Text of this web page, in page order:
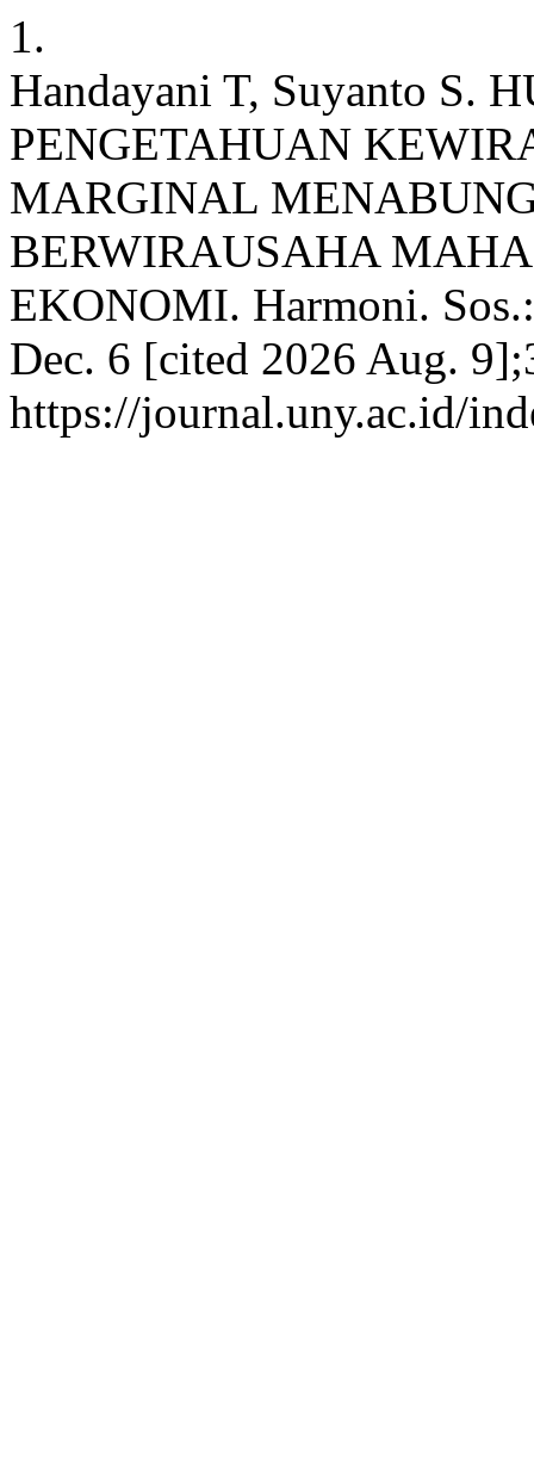
1.
Handayani T, Suyanto S.
PENGETAHUAN
MARGINAL
BERWIRAUSAHA
EKONOMI. Harmoni.
Dec. 6 [cited 2026 Aug.
https://journal.uny.ac.id/